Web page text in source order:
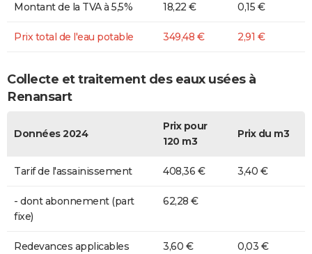
Montant de la TVA à 5,5% 18,22 € 0,15 €
Prix total de l'eau potable 349,48 € 2,91 €
Collecte et traitement des eaux usées à
Renansart
Données 2024
Prix pour
120 m3
Prix du m3
Tarif de l'assainissement 408,36 € 3,40 €
- dont abonnement (part
fixe)
62,28 €
Redevances applicables
3,60 € 0,03 €